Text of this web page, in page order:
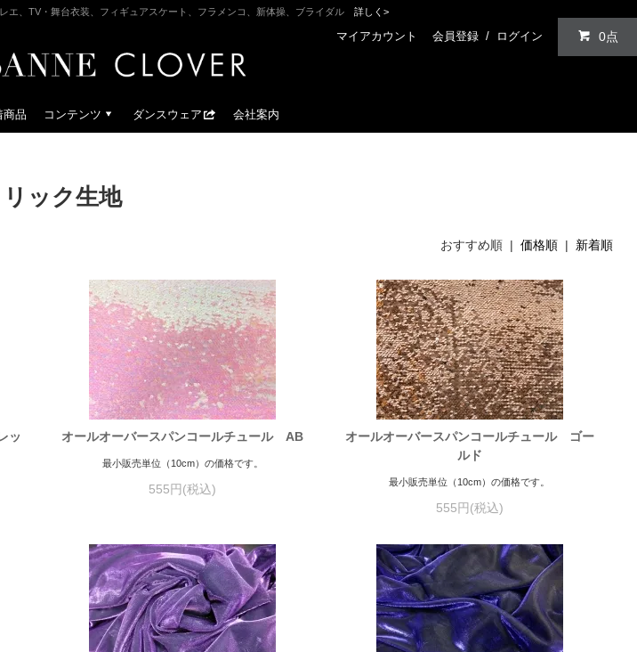
、TV・舞台衣装、フィギュアスケート、フラメンコ、新体操、ブライダル 詳しく>
マイアカウント 会員登録 / ログイン 0点
商品 コンテンツ ダンスウェア 会社案内
ック生地
おすすめ順 |価格順 | 新着順
ッ
オールオーバースパンコールチュール AB
最小販売単位（10cm）の価格です。
555円(税込)
オールオーバースパンコールチュール ゴー
ルド
最小販売単位（10cm）の価格です。
555円(税込)